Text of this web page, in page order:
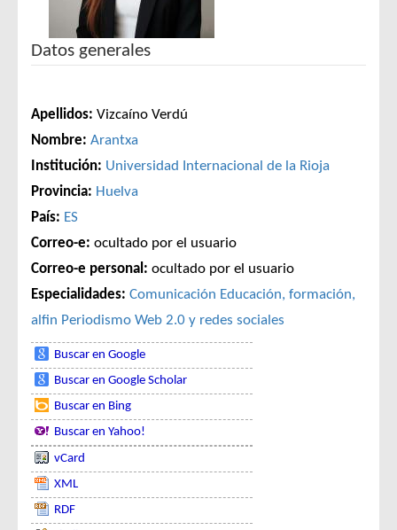
Datos generales
Apellidos: Vizcaíno Verdú
Nombre: Arantxa
Institución: Universidad Internacional de la Rioja
Provincia: Huelva
País: ES
Correo-e: ocultado por el usuario
Correo-e personal: ocultado por el usuario
Especialidades: Comunicación Educación, formación,
alfin Periodismo Web 2.0 y redes sociales
Buscar en Google
Buscar en Google Scholar
Buscar en Bing
Buscar en Yahoo!
vCard
XML
RDF